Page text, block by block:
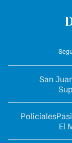
San
Policiales
El